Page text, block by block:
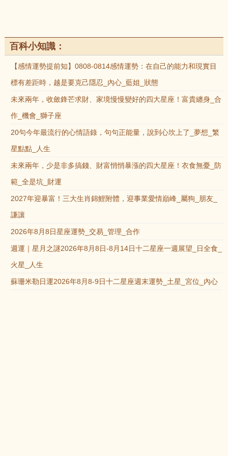
百科小知識：
【感情運勢提前知】0808-0814感情運勢：在自己的能力和現實目
標有差距時，越是要克己隱忍_內心_藍姐_狀態
未來兩年，收斂鋒芒求財、家境慢慢變好的四大星座！富貴纏身_合
作_機會_獅子座
20句今年最流行的心情語錄，句句正能量，說到心坎上了_夢想_繁
星點點_人生
未來兩年，少是非多搞錢、財富悄悄暴漲的四大星座！衣食無憂_防
範_全是坑_財運
2027年迎暴富！三大生肖錦鯉附體，迎事業愛情巔峰_屬狗_朋友_
謙讓
2026年8月8日星座運勢_交易_管理_合作
週運｜星月之謎2026年8月8日-8月14日十二星座一週展望_日全食_
火星_人生
蘇珊米勒日運2026年8月8-9日十二星座週末運勢_土星_宮位_內心